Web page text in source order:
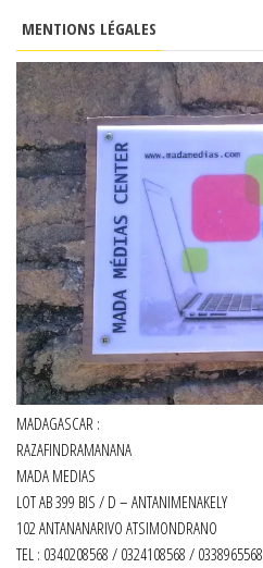
MENTIONS LÉGALES
MADAGASCAR :
RAZAFINDRAMANANA
MADA MEDIAS
LOT AB 399 BIS / D – ANTANIMENAKELY
102 ANTANANARIVO ATSIMONDRANO
TEL : 0340208568 / 0324108568 / 0338965568